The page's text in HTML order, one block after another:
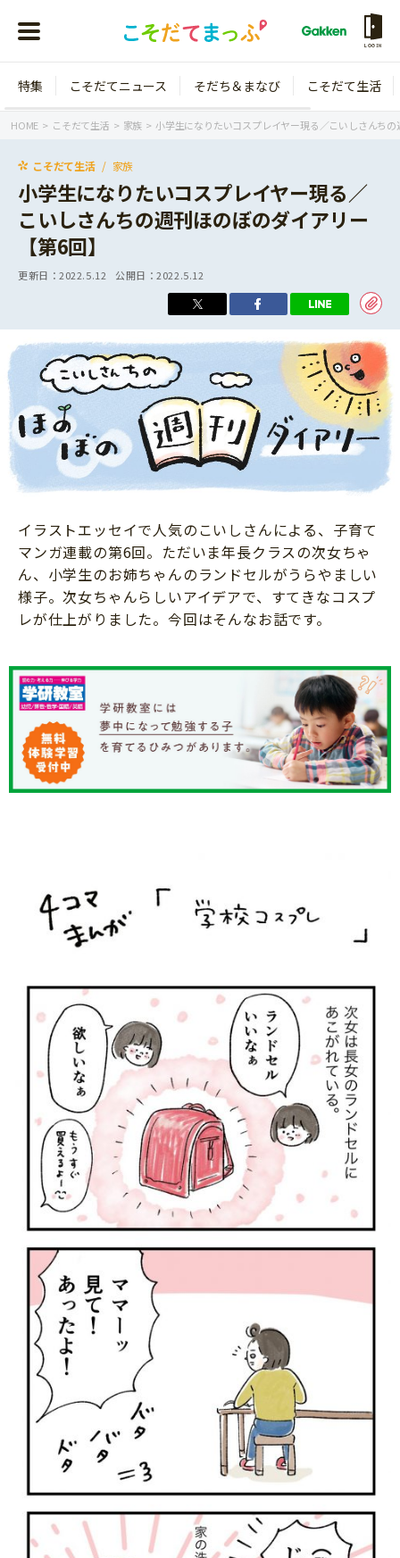
LOGIN
年齢から探す
3歳
年中
年長
小学1年生
小学2年生
小学3年生
小学4年生
小学5年生
小学6年生
こそだてニュース
イベント
ニュース
そだち＆まなび
ワーク・ドリル
幼稚園・保育園
小学校
科学・プログラミング
教育・学習
絵本・読み聞かせ
自由研究・工作
本・読書
運動・あそび・ゲーム
英語
習い事
こそだて生活
住まい
行事・イベント
トラブル
親子でいっしょに
おでかけ
家族
料理
マネー
健康
こそだてマンガ
「こそだてまっぷ」とは
サイトのご利⽤にあたって
個⼈情報について
お問い合わせ
特集 こそだてニュース そだち＆まなび こそだて生活
HOME こそだて生活 家族 小学生になりたいコスプレイヤー現る／こいしさんち
こそだて生活 家族
小学生になりたいコスプレイヤー現る／
こいしさんちの週刊ほのぼのダイアリー
【第6回】
更新日：2022.5.12 公開日：2022.5.12
イラストエッセイで人気のこいしさんによる、子育て
マンガ連載の第6回。ただいま年長クラスの次女ちゃ
ん、小学生のお姉ちゃんのランドセルがうらやましい
様子。次女ちゃんらしいアイデアで、すてきなコスプ
レが仕上がりました。今回はそんなお話です。